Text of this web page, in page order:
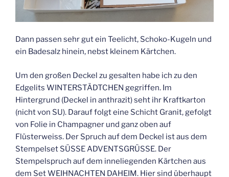
Dann passen sehr gut ein Teelicht, Schoko-Kugeln und
ein Badesalz hinein, nebst kleinem Kärtchen.
Um den großen Deckel zu gesalten habe ich zu den
Edgelits WINTERSTÄDTCHEN gegriffen. Im
Hintergrund (Deckel in anthrazit) seht ihr Kraftkarton
(nicht von SU). Darauf folgt eine Schicht Granit, gefolgt
von Folie in Champagner und ganz oben auf
Flüsterweiss. Der Spruch auf dem Deckel ist aus dem
Stempelset SÜSSE ADVENTSGRÜSSE. Der
Stempelspruch auf dem inneliegenden Kärtchen aus
dem Set WEIHNACHTEN DAHEIM. Hier sind überhaupt